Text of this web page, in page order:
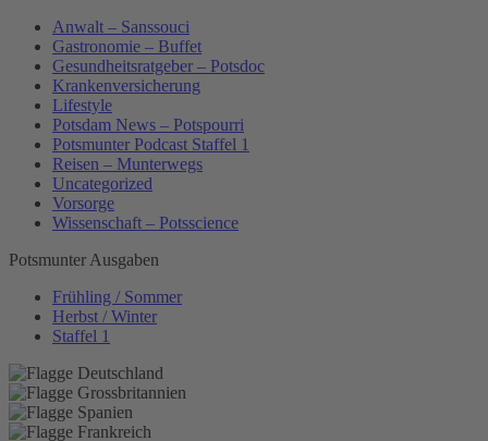
Anwalt – Sanssouci
Gastronomie – Buffet
Gesundheitsratgeber – Potsdoc
Krankenversicherung
Lifestyle
Potsdam News – Potspourri
Potsmunter Podcast Staffel 1
Reisen – Munterwegs
Uncategorized
Vorsorge
Wissenschaft – Potsscience
Potsmunter Ausgaben
Frühling / Sommer
Herbst / Winter
Staffel 1